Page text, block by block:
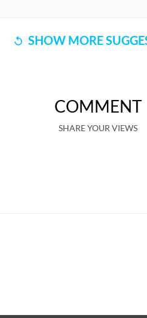
SHOW MORE
COMMENT
SHARE YOUR VIEWS